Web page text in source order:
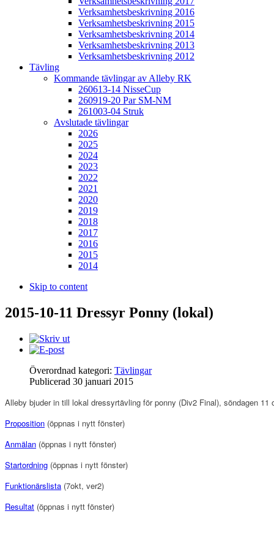
Verksamhetsbeskrivning 2016
Verksamhetsbeskrivning 2015
Verksamhetsbeskrivning 2014
Verksamhetsbeskrivning 2013
Verksamhetsbeskrivning 2012
Tävling
Kommande tävlingar av Alleby RK
260613-14 NisseCup
260919-20 Par SM-NM
261003-04 Struk
Avslutade tävlingar
2026
2025
2024
2023
2022
2021
2020
2019
2018
2017
2016
2015
2014
Skip to content
2015-10-11 Dressyr Ponny (lokal)
Överordnad kategori: Tävlingar
Publicerad 30 januari 2015
Alleby bjuder in till lokal dressyrtävling för ponny (Div2 Final), söndagen 11
Proposition (öppnas i nytt fönster)
Anmälan (öppnas i nytt fönster)
Startordning (öppnas i nytt fönster)
Funktionärslista (7okt, ver2)
Resultat (öppnas i nytt fönster)